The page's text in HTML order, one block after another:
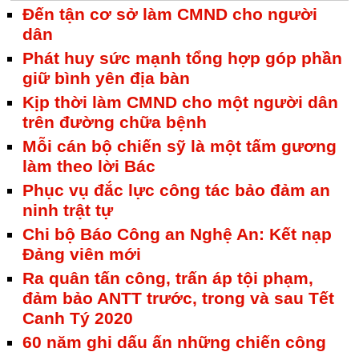
Đến tận cơ sở làm CMND cho người
dân
Phát huy sức mạnh tổng hợp góp phần
giữ bình yên địa bàn
Kịp thời làm CMND cho một người dân
trên đường chữa bệnh
Mỗi cán bộ chiến sỹ là một tấm gương
làm theo lời Bác
Phục vụ đắc lực công tác bảo đảm an
ninh trật tự
Chi bộ Báo Công an Nghệ An: Kết nạp
Đảng viên mới
Ra quân tấn công, trấn áp tội phạm,
đảm bảo ANTT trước, trong và sau Tết
Canh Tý 2020
60 năm ghi dấu ấn những chiến công